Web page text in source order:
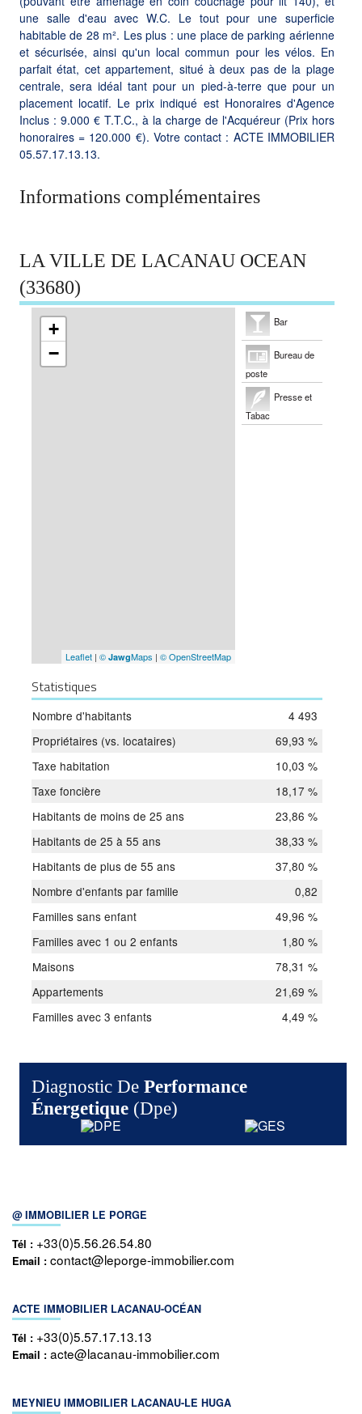
une salle d'eau avec W.C. Le tout pour une superficie
habitable de 28 m². Les plus : une place de parking aérienne
et sécurisée, ainsi qu'un local commun pour les vélos. En
parfait état, cet appartement, situé à deux pas de la plage
centrale, sera idéal tant pour un pied-à-terre que pour un
placement locatif. Le prix indiqué est Honoraires d'Agence
Inclus : 9.000 € T.T.C., à la charge de l'Acquéreur (Prix hors
honoraires = 120.000 €). Votre contact : ACTE IMMOBILIER
05.57.17.13.13.
Informations complémentaires
LA VILLE DE LACANAU OCEAN
(33680)
+
−
Leaflet| © JawgMaps | © OpenStreetMap
Bar
Bureau de
poste
Presse et
Tabac
Statistiques
Nombre d'habitants
4 493
Propriétaires (vs. locataires)
69,93 %
Taxe habitation
10,03 %
Taxe foncière
18,17 %
Habitants de moins de 25 ans
23,86 %
Habitants de 25 à 55 ans
38,33 %
Habitants de plus de 55 ans
37,80 %
Nombre d'enfants par famille
0,82
Familles sans enfant
49,96 %
Familles avec 1 ou 2 enfants
1,80 %
Maisons
78,31 %
Appartements
21,69 %
Familles avec 3 enfants
4,49 %
Diagnostic De Performance
Énergetique (dpe)
@ IMMOBILIER LE PORGE
Tél : +33(0)5.56.26.54.80
Email : contact@leporge-immobilier.com
ACTE IMMOBILIER LACANAU-OCÉAN
Tél : +33(0)5.57.17.13.13
Email : acte@lacanau-immobilier.com
MEYNIEU IMMOBILIER LACANAU-LE HUGA